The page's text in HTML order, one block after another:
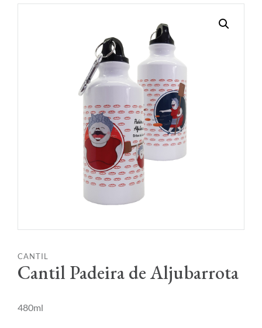
CANTIL
Cantil Padeira de Aljubarrota
480ml